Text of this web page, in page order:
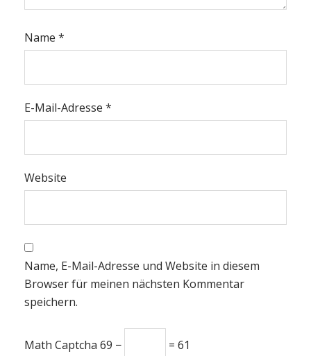
Name *
E-Mail-Adresse *
Website
Name, E-Mail-Adresse und Website in diesem
Browser für meinen nächsten Kommentar
speichern.
Math Captcha 69 − = 61